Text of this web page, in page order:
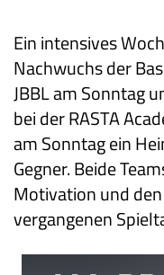
Ein intensives
Nachwuchs der
JBBL am Sonntag
bei der RASTA
am Sonntag ein
Gegner. Beide
Motivation und
vergangenen